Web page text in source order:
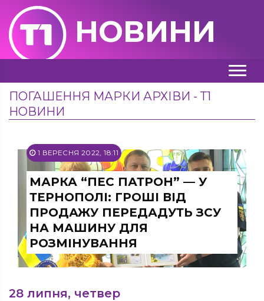
НОВИНИ
ПОГАШЕННЯ МАРКИ АРХІВИ - Т1
НОВИНИ
1 ВЕРЕСНЯ 2022, 18:11
МАРКА “ПЕС ПАТРОН” — У
ТЕРНОПОЛІ: ГРОШІ ВІД
ПРОДАЖУ ПЕРЕДАДУТЬ ЗСУ
НА МАШИНУ ДЛЯ
РОЗМІНУВАННЯ
28 липня, четвер